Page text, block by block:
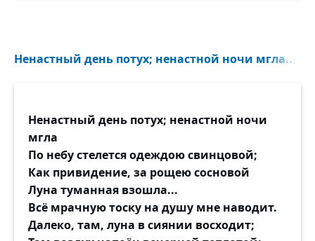
Ненастный день потух; ненастной ночи мгла...
Ненастный день потух; ненастной ночи
мгла
По небу стелется одеждою свинцовой;
Как привидение, за рощею сосновой
Луна туманная взошла...
Всё мрачную тоску на душу мне наводит.
Далеко, там, луна в сиянии восходит;